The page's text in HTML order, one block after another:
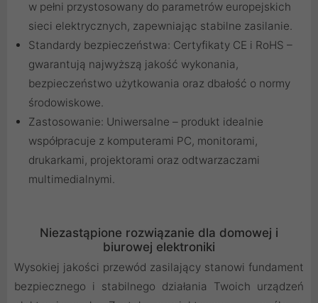
w pełni przystosowany do parametrów europejskich
sieci elektrycznych, zapewniając stabilne zasilanie.
Standardy bezpieczeństwa: Certyfikaty CE i RoHS –
gwarantują najwyższą jakość wykonania,
bezpieczeństwo użytkowania oraz dbałość o normy
środowiskowe.
Zastosowanie: Uniwersalne – produkt idealnie
współpracuje z komputerami PC, monitorami,
drukarkami, projektorami oraz odtwarzaczami
multimedialnymi.
Niezastąpione rozwiązanie dla domowej i
biurowej elektroniki
Wysokiej jakości przewód zasilający stanowi fundament
bezpiecznego i stabilnego działania Twoich urządzeń